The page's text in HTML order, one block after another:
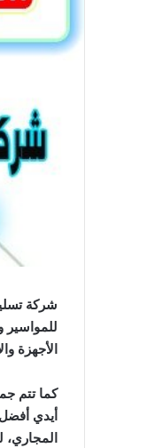
شركة
للمواسير
الأجهزة
كما تتم
أيدي
المجاري،